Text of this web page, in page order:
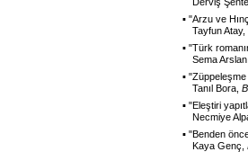
▪ "Arzu ve
Tayfun Atay,
▪ "Türk
Sema
▪ "
Tanıl Bora,
▪ "Eleştiri
Necmiye
▪ "Benden
Kaya Genç,